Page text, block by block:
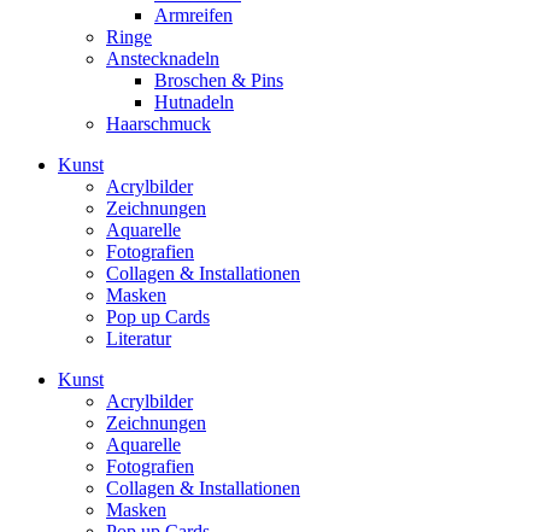
Armreifen
Ringe
Anstecknadeln
Broschen & Pins
Hutnadeln
Haarschmuck
Kunst
Acrylbilder
Zeichnungen
Aquarelle
Fotografien
Collagen & Installationen
Masken
Pop up Cards
Literatur
Kunst
Acrylbilder
Zeichnungen
Aquarelle
Fotografien
Collagen & Installationen
Masken